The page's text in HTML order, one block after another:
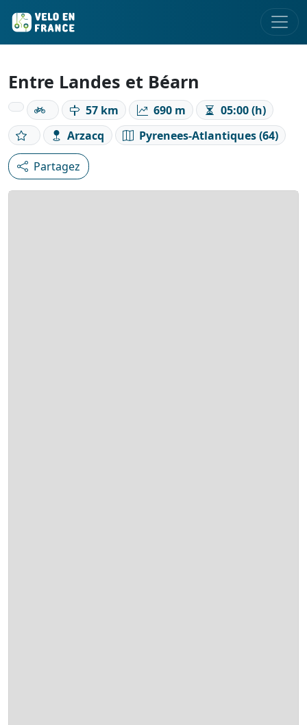
Entre Landes et Béarn
57 km 690 m
05:00 (h)
Arzacq
Pyrenees-Atlantiques (64)
Partagez